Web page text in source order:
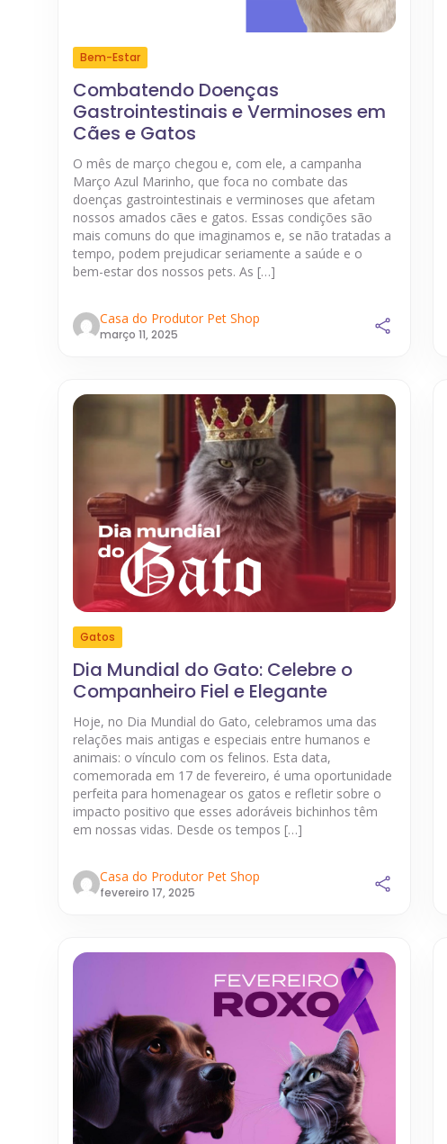
Bem-Estar
Combatendo Doenças
Gastrointestinais e Verminoses em
Cães e Gatos
O mês de março chegou e, com ele, a campanha
Março Azul Marinho, que foca no combate das
doenças gastrointestinais e verminoses que afetam
nossos amados cães e gatos. Essas condições são
mais comuns do que imaginamos e, se não tratadas a
tempo, podem prejudicar seriamente a saúde e o
bem-estar dos nossos pets. As […]
Casa do Produtor Pet Shop
março 11, 2025
Gatos
Dia Mundial do Gato: Celebre o
Companheiro Fiel e Elegante
Hoje, no Dia Mundial do Gato, celebramos uma das
relações mais antigas e especiais entre humanos e
animais: o vínculo com os felinos. Esta data,
comemorada em 17 de fevereiro, é uma oportunidade
perfeita para homenagear os gatos e refletir sobre o
impacto positivo que esses adoráveis bichinhos têm
em nossas vidas. Desde os tempos […]
Casa do Produtor Pet Shop
fevereiro 17, 2025